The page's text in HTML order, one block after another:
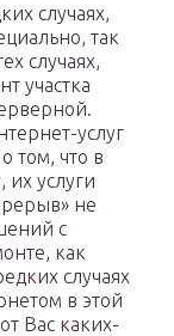
случаях,
так
случаях,
участка
услуг
том, что в
услуги
не
с
как
случаях
в этой
Вас каких-